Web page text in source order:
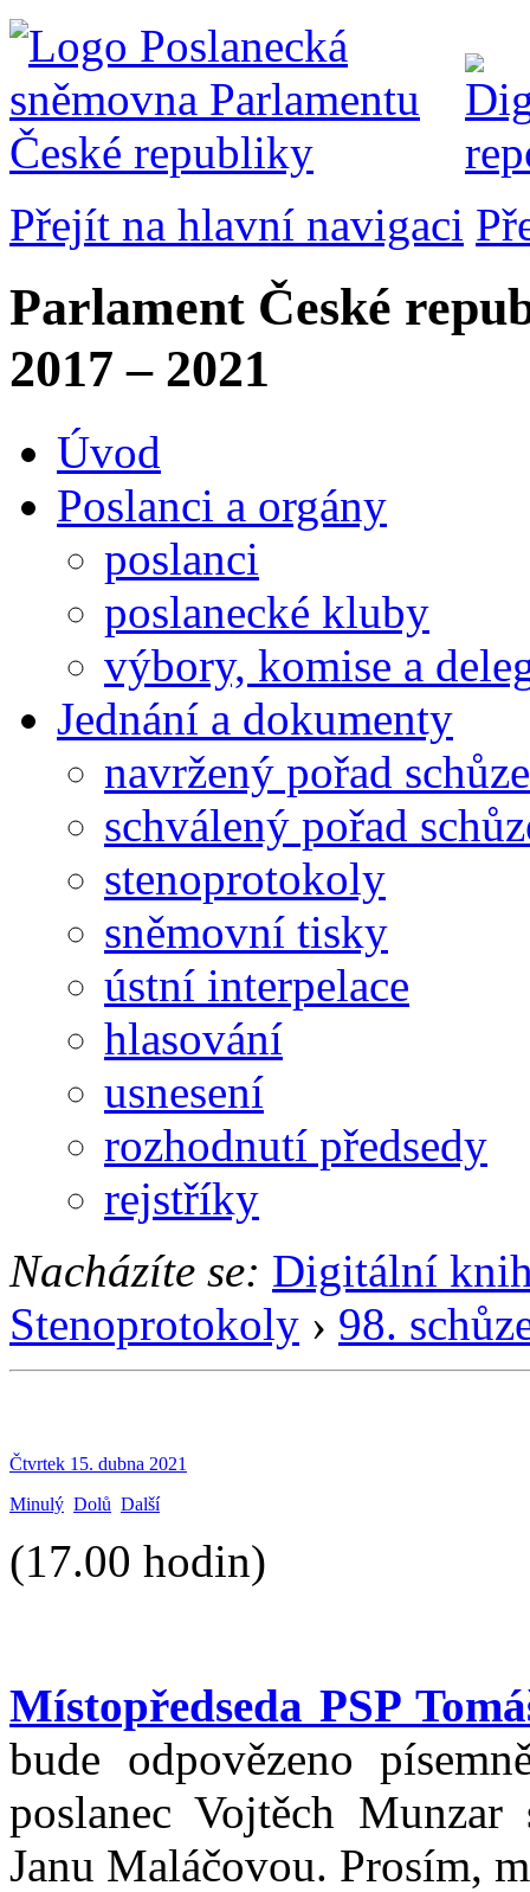
Přejít na hlavní navigaci
Parlament České
2017 – 2021
Úvod
Poslanci a orgány
poslanci
poslanecké kluby
výbory, komise a
Jednání a dokumenty
navržený pořad schůze
schválený pořad
stenoprotokoly
sněmovní tisky
ústní interpelace
hlasování
usnesení
rozhodnutí předsedy
rejstříky
Nacházíte se: Digitální
Stenoprotokoly › 98.
Čtvrtek 15. dubna 2021
Minulý Dolů Další
(17.00 hodin)
Místopředseda PSP
bude odpovězeno
poslanec Vojtěch
Janu Maláčovou. Prosím,